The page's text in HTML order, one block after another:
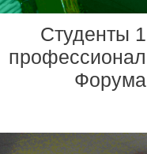
Студенты
Форума